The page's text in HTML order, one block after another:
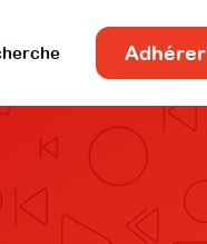
Adhérer